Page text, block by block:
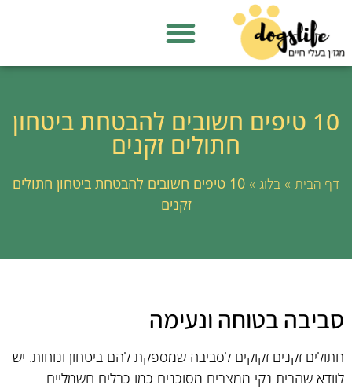
10 טיפים חשובים להבטחת ביטחון
חתולים זקנים
דף הבית »בלוג »
10 טיפים חשובים להבטחת ביטחון חתולים
זקנים
סביבה בטוחה ונעימה
חתולים זקנים זקוקים לסביבה שמספקת להם ביטחון ונוחות. יש
לוודא שהבית נקי ממצבים מסוכנים כמו כבלים חשמליים